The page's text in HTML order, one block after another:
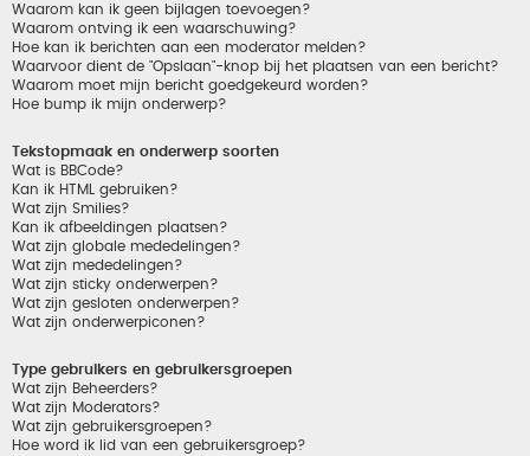
Waarom kan ik geen bijlagen toevoegen?
Waarom ontving ik een waarschuwing?
Hoe kan ik berichten aan een moderator melden?
Waarvoor dient de "Opslaan"-knop bij het plaatsen van een bericht?
Waarom moet mijn bericht goedgekeurd worden?
Hoe bump ik mijn onderwerp?
Tekstopmaak en onderwerp soorten
Wat is BBCode?
Kan ik HTML gebruiken?
Wat zijn Smilies?
Kan ik afbeeldingen plaatsen?
Wat zijn globale mededelingen?
Wat zijn mededelingen?
Wat zijn sticky onderwerpen?
Wat zijn gesloten onderwerpen?
Wat zijn onderwerpiconen?
Type gebruikers en gebruikersgroepen
Wat zijn Beheerders?
Wat zijn Moderators?
Wat zijn gebruikersgroepen?
Hoe word ik lid van een gebruikersgroep?